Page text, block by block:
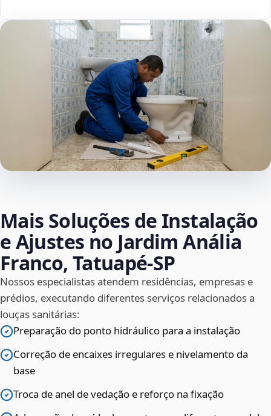
Mais Soluções de Instalação
e Ajustes no Jardim Anália
Franco, Tatuapé‑SP
Nossos especialistas atendem residências, empresas e
prédios, executando diferentes serviços relacionados a
louças sanitárias:
Preparação do ponto hidráulico para a instalação
Correção de encaixes irregulares e nivelamento da
base
Troca de anel de vedação e reforço na fixação